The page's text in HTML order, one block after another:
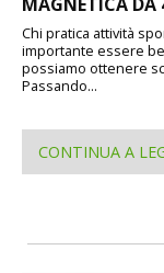
Chi pratica attività
importante essere
possiamo ottenere
Passando...
CONTINUA A